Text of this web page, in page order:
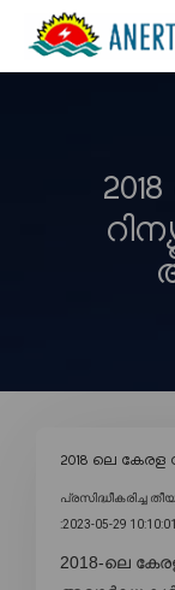
2018 ലെ
പ്രസിദ്ധീകരിച്ച
:2023-05-29 10:10:01
2018-ലെ